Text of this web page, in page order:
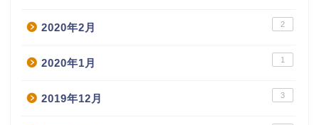
2020年2月 2
2020年1月 1
2019年12月 3